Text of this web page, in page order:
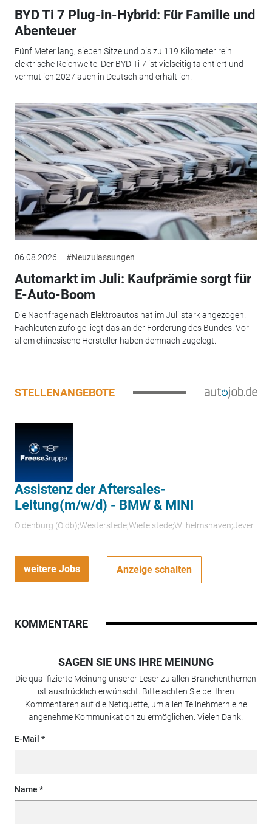
BYD Ti 7 Plug-in-Hybrid: Für Familie und
Abenteuer
Fünf Meter lang, sieben Sitze und bis zu 119 Kilometer rein
elektrische Reichweite: Der BYD Ti 7 ist vielseitig talentiert und
vermutlich 2027 auch in Deutschland erhältlich.
06.08.2026 #Neuzulassungen
Automarkt im Juli: Kaufprämie sorgt für
E-Auto-Boom
Die Nachfrage nach Elektroautos hat im Juli stark angezogen.
Fachleuten zufolge liegt das an der Förderung des Bundes. Vor
allem chinesische Hersteller haben demnach zugelegt.
STELLENANGEBOTE
Assistenz der Aftersales-
Leitung(m/w/d) - BMW & MINI
Oldenburg (Oldb);Westerstede;Wiefelstede;Wilhelmshaven;Jever
weitere Jobs Anzeige schalten
KOMMENTARE
SAGEN SIE UNS IHRE MEINUNG
Die qualifizierte Meinung unserer Leser zu allen Branchenthemen
ist ausdrücklich erwünscht. Bitte achten Sie bei Ihren
Kommentaren auf die Netiquette, um allen Teilnehmern eine
angenehme Kommunikation zu ermöglichen. Vielen Dank!
E-Mail
Name